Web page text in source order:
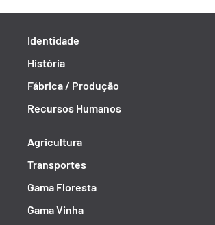
Identidade
História
Fábrica / Produção
Recursos Humanos
Agricultura
Transportes
Gama Floresta
Gama Vinha